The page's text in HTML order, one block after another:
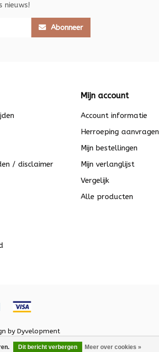
Dit bericht verbergen Meer over cookies »
nieuws!
Abonneer
/ disclaimer
Mijn account
Account informatie
Herroeping aanvragen
Mijn bestellingen
Mijn verlanglijst
Vergelijk
Alle producten
by Dyvelopment